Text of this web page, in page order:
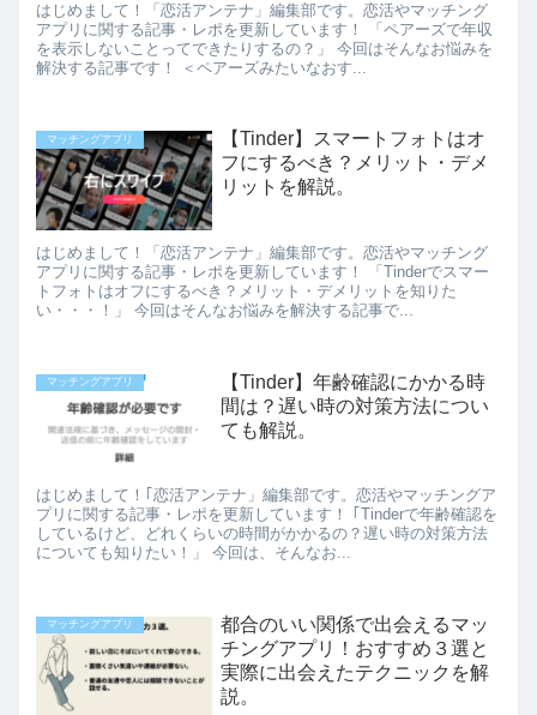
はじめまして！「恋活アンテナ」編集部です。恋活やマッチング
アプリに関する記事・レポを更新しています！ 「ペアーズで年収
を表示しないことってできたりするの？」 今回はそんなお悩みを
解決する記事です！ ＜ペアーズみたいなおす...
マッチングアプリ
【Tinder】スマートフォトはオ
フにするべき？メリット・デメ
リットを解説。
はじめまして！「恋活アンテナ」編集部です。恋活やマッチング
アプリに関する記事・レポを更新しています！ 「Tinderでスマー
トフォトはオフにするべき？メリット・デメリットを知りた
い・・・！」 今回はそんなお悩みを解決する記事で...
マッチングアプリ
【Tinder】年齢確認にかかる時
間は？遅い時の対策方法につい
ても解説。
はじめまして！｢恋活アンテナ」編集部です。恋活やマッチングア
プリに関する記事・レポを更新しています！ ｢Tinderで年齢確認を
しているけど、どれくらいの時間がかかるの？遅い時の対策方法
についても知りたい！」 今回は、そんなお...
マッチングアプリ
都合のいい関係で出会えるマッ
チングアプリ！おすすめ３選と
実際に出会えたテクニックを解
説。